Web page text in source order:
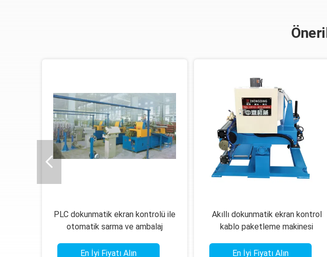
PLC dokunmatik ekran kontrolü ile
otomatik sarma ve ambalaj
En İyi Fiyatı Alın
Akıllı dokunmatik ekran kontrol
kablo paketleme makinesi
verimlilik
En İyi Fiyatı Alın